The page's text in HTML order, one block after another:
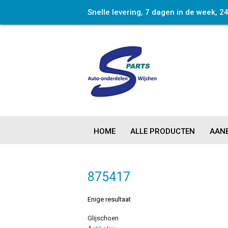
Snelle levering, 7 dagen in de week,
HOME ALLE PRODUCTEN
875417
Enige resultaat
Glijschoen